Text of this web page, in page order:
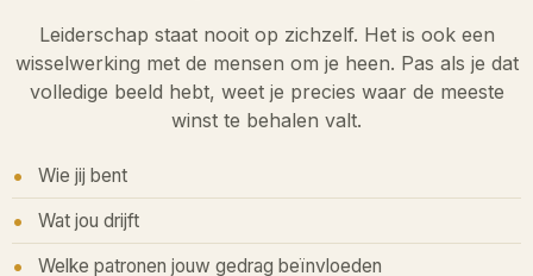
Leiderschap staat nooit op zichzelf. Het is ook een
wisselwerking met de mensen om je heen. Pas als je dat
volledige beeld hebt, weet je precies waar de meeste
winst te behalen valt.
Wie jij bent
Wat jou drijft
Welke patronen jouw gedrag beïnvloeden